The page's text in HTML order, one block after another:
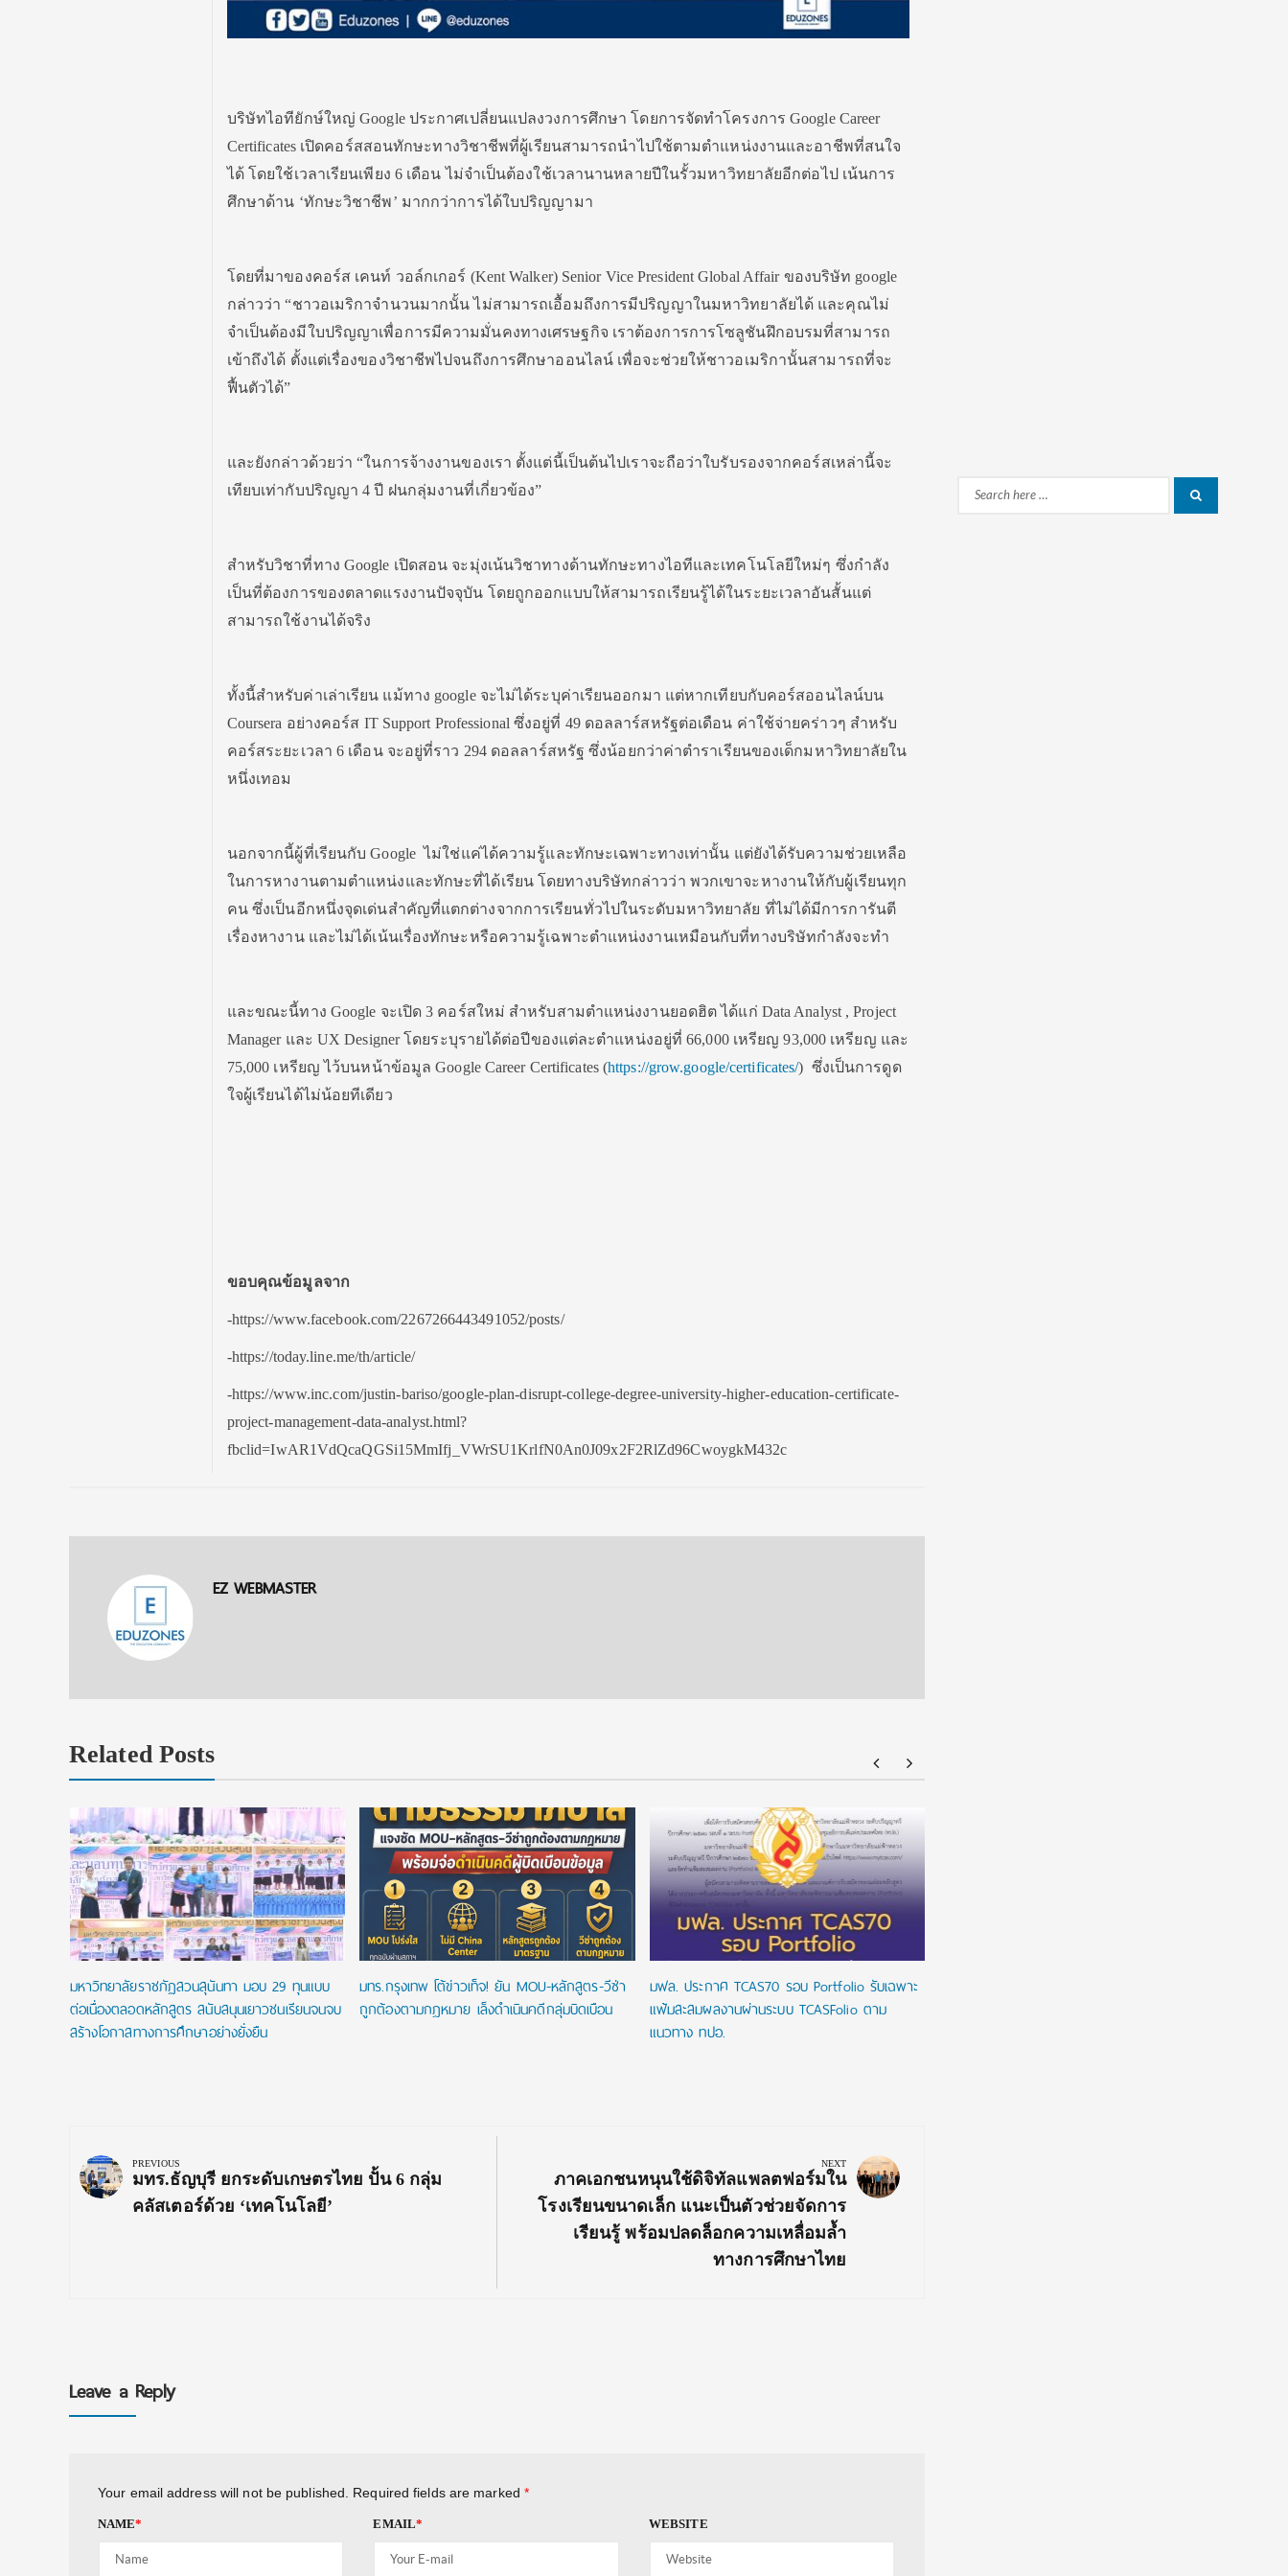
บริษัทไอทียักษ์ใหญ่ Google ประกาศเปลี่ยนแปลงวงการศึกษา โดยการจัดทำโครงการ Google Career
Certificates เปิดคอร์สสอนทักษะทางวิชาชีพที่ผู้เรียนสามารถนำไปใช้ตามตำแหน่งงานและอาชีพที่สนใจ
ได้ โดยใช้เวลาเรียนเพียง 6 เดือน ไม่จำเป็นต้องใช้เวลานานหลายปีในรั้วมหาวิทยาลัยอีกต่อไป เน้นการ
ศึกษาด้าน ‘ทักษะวิชาชีพ’ มากกว่าการได้ใบปริญญามา
โดยที่มาของคอร์ส เคนท์ วอล์กเกอร์ (Kent Walker) Senior Vice President Global Affair ของบริษัท google
กล่าวว่า “ชาวอเมริกาจำนวนมากนั้น ไม่สามารถเอื้อมถึงการมีปริญญาในมหาวิทยาลัยได้ และคุณไม่
จำเป็นต้องมีใบปริญญาเพื่อการมีความมั่นคงทางเศรษฐกิจ เราต้องการการโซลูชันฝึกอบรมที่สามารถ
เข้าถึงได้ ตั้งแต่เรื่องของวิชาชีพไปจนถึงการศึกษาออนไลน์ เพื่อจะช่วยให้ชาวอเมริกานั้นสามารถที่จะ
ฟื้นตัวได้”
และยังกล่าวด้วยว่า “ในการจ้างงานของเรา ตั้งแต่นี้เป็นต้นไปเราจะถือว่าใบรับรองจากคอร์สเหล่านี้จะ
เทียบเท่ากับปริญญา 4 ปี ฝนกลุ่มงานที่เกี่ยวข้อง”
สำหรับวิชาที่ทาง Google เปิดสอน จะมุ่งเน้นวิชาทางด้านทักษะทางไอทีและเทคโนโลยีใหม่ๆ ซึ่งกำลัง
เป็นที่ต้องการของตลาดแรงงานปัจจุบัน โดยถูกออกแบบให้สามารถเรียนรู้ได้ในระยะเวลาอันสั้นแต่
สามารถใช้งานได้จริง
ทั้งนี้สำหรับค่าเล่าเรียน แม้ทาง google จะไม่ได้ระบุค่าเรียนออกมา แต่หากเทียบกับคอร์สออนไลน์บน
Coursera อย่างคอร์ส IT Support Professional ซึ่งอยู่ที่ 49 ดอลลาร์สหรัฐต่อเดือน ค่าใช้จ่ายคร่าวๆ สำหรับ
คอร์สระยะเวลา 6 เดือน จะอยู่ที่ราว 294 ดอลลาร์สหรัฐ ซึ่งน้อยกว่าค่าตำราเรียนของเด็กมหาวิทยาลัยใน
หนึ่งเทอม
นอกจากนี้ผู้ที่เรียนกับ Google ไม่ใช่แค่ได้ความรู้และทักษะเฉพาะทางเท่านั้น แต่ยังได้รับความช่วยเหลือ
ในการหางานตามตำแหน่งและทักษะที่ได้เรียน โดยทางบริษัทกล่าวว่า พวกเขาจะหางานให้กับผู้เรียนทุก
คน ซึ่งเป็นอีกหนึ่งจุดเด่นสำคัญที่แตกต่างจากการเรียนทั่วไปในระดับมหาวิทยาลัย ที่ไม่ได้มีการการันตี
เรื่องหางาน และไม่ได้เน้นเรื่องทักษะหรือความรู้เฉพาะตำแหน่งงานเหมือนกับที่ทางบริษัทกำลังจะทำ
และขณะนี้ทาง Google จะเปิด 3 คอร์สใหม่ สำหรับสามตำแหน่งงานยอดฮิต ได้แก่ Data Analyst , Project
Manager และ UX Designer โดยระบุรายได้ต่อปีของแต่ละตำแหน่งอยู่ที่ 66,000 เหรียญ 93,000 เหรียญ และ
75,000 เหรียญ ไว้บนหน้าข้อมูล Google Career Certificates (https://grow.google/certificates/) ซึ่งเป็นการดูด
ใจผู้เรียนได้ไม่น้อยทีเดียว
ขอบคุณข้อมูลจาก
-https://www.facebook.com/2267266443491052/posts/
-https://today.line.me/th/article/
-https://www.inc.com/justin-bariso/google-plan-disrupt-college-degree-university-higher-education-certificate-
project-management-data-analyst.html?
fbclid=IwAR1VdQcaQGSi15MmIfj_VWrSU1KrlfN0An0J09x2F2RlZd96CwoygkM432c
EZ WEBMASTER
Related Posts
มหาวิทยาลัยราชภัฏสวนสุนันทา มอบ 29 ทุนแบบ
ต่อเนื่องตลอดหลักสูตร สนับสนุนเยาวชนเรียนจนจบ
สร้างโอกาสทางการศึกษาอย่างยั่งยืน
มทร.กรุงเทพ โต้ข่าวเท็จ! ยัน MOU-หลักสูตร-วีซ่า
ถูกต้องตามกฎหมาย เล็งดำเนินคดีกลุ่มบิดเบือน
มฟล. ประกาศ TCAS70 รอบ Portfolio รับเฉพาะ
แฟ้มสะสมผลงานผ่านระบบ TCASFolio ตาม
แนวทาง ทปอ.
navigation
PREVIOUS
Previous
Post:
มทร.ธัญบุรี ยกระดับเกษตรไทย ปั้น 6 กลุ่ม
คลัสเตอร์ด้วย ‘เทคโนโลยี’
NEXT
Next
Post:
ภาคเอกชนหนุนใช้ดิจิทัลแพลตฟอร์มใน
โรงเรียนขนาดเล็ก แนะเป็นตัวช่วยจัดการ
เรียนรู้ พร้อมปลดล็อกความเหลื่อมล้ำ
ทางการศึกษาไทย
Leave a Reply
Your email address will not be published. Required fields are marked *
NAME* EMAIL* WEBSITE
Search